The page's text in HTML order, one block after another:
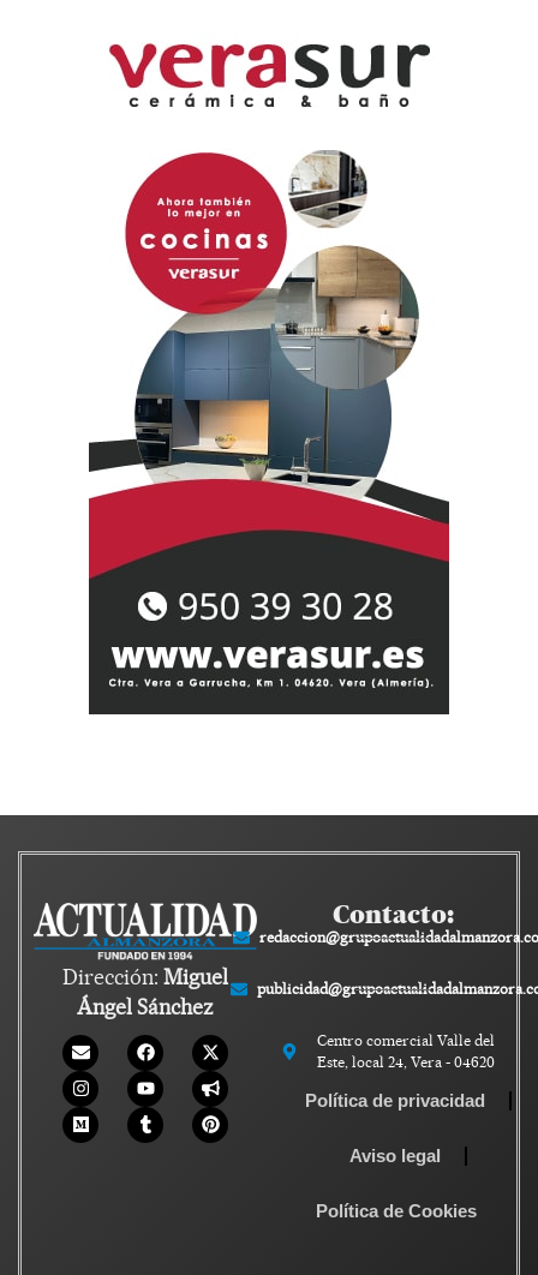
Dirección: Miguel
Ángel Sánchez
Contacto:
Centro comercial Valle del
Este, local 24, Vera - 04620
Política de privacidad
Aviso legal
Política de Cookies